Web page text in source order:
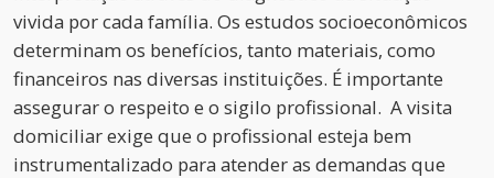
vivida por cada família. Os estudos socioeconômicos
determinam os benefícios, tanto materiais, como
financeiros nas diversas instituições. É importante
assegurar o respeito e o sigilo profissional. A visita
domiciliar exige que o profissional esteja bem
instrumentalizado para atender as demandas que